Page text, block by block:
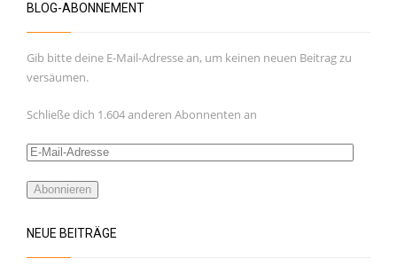
Mai 2021
Februar 2021
Oktober 2020
September 2020
Juli 2020
BLOG-ABONNEMENT
Gib bitte deine E-Mail-Adresse an, um keinen neuen Beitrag zu
versäumen.
Schließe dich 1.604 anderen Abonnenten an
E-
Adresse
Abonnieren
NEUE BEITRÄGE